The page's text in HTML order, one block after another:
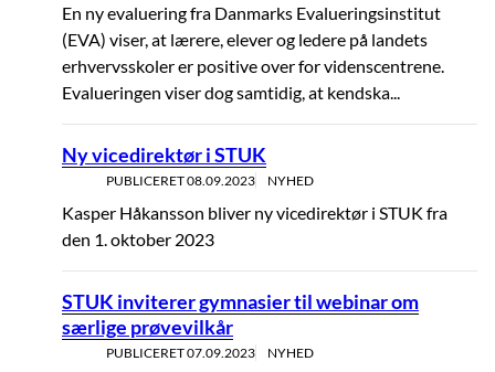
En ny evaluering fra Danmarks Evalueringsinstitut
(EVA) viser, at lærere, elever og ledere på landets
erhvervsskoler er positive over for videnscentrene.
Evalueringen viser dog samtidig, at kendska...
Ny vicedirektør i STUK
PUBLICERET08.09.2023 NYHED
Kasper Håkansson bliver ny vicedirektør i STUK fra
den 1. oktober 2023
STUK inviterer gymnasier til webinar om
særlige prøvevilkår
PUBLICERET07.09.2023 NYHED